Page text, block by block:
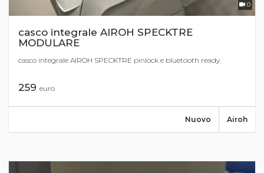
0
casco integrale AIROH SPECKTRE
MODULARE
casco integrale AIROH SPECKTRE pinlock e bluetooth ready.
259 euro
Airoh
Nuovo